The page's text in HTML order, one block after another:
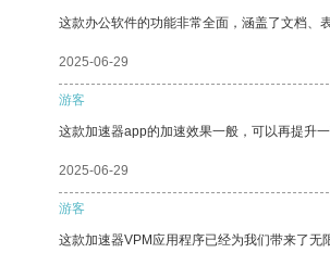
这款办公软件的功能非常全面，涵盖了文档、
2025-06-29
游客
这款加速器app的加速效果一般，可以再提升
2025-06-29
游客
这款加速器VPM应用程序已经为我们带来了无